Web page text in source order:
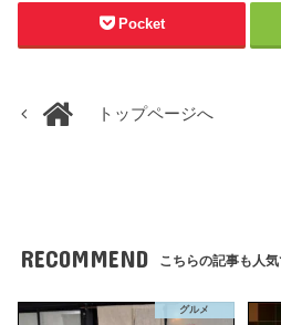
Pocket
トップページへ
RECOMMEND こちらの記事も人気
グルメ